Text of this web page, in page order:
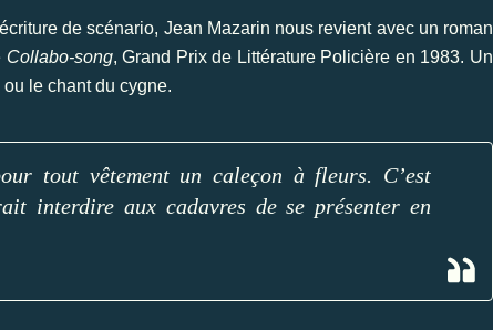
de scénario, Jean Mazarin nous revient avec un roman
Collabo-song, Grand Prix de Littérature Policière en 1983. Un
le chant du cygne.
tout vêtement un caleçon à fleurs. C’est
interdire aux cadavres de se présenter en